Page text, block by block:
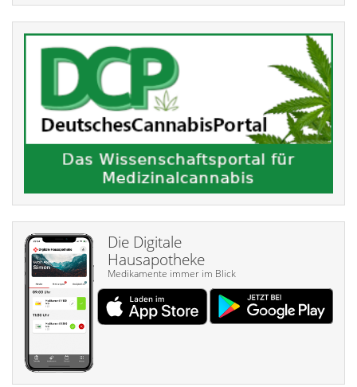
Die Digitale
Hausapotheke
Medikamente immer im Blick